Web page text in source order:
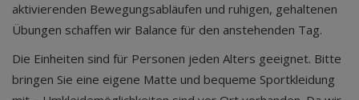
aktivierenden Bewegungsabläufen und ruhigen, gehaltenen
Übungen schaffen wir Balance für den anstehenden Tag.
Die Einheiten sind für Personen jeden Alters geeignet. Bitte
bringen Sie eine eigene Matte und bequeme Sportkleidung